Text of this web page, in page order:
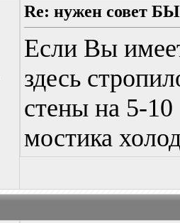
Re: нужен совет
Если Вы
здесь
стены на 5-
мостика